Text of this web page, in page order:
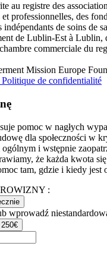
au registre des
professionnelles, des
indépendants de soins de
de Lublin-Est à Lublin,
commerciale du
Mission Europe
Politique de confidentialité
pomoc w nagłych
dla społeczności w
i wstępnie
że każda kwota
tam, gdzie i kiedy jest
:
wprowadź
250€